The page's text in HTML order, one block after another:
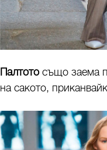
Палтотосъщо заема
на сакото,